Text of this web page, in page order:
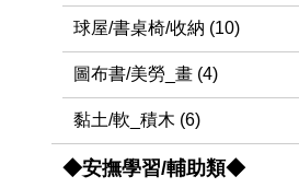
球屋/書桌椅/收納 (10)
圖布書/美勞_畫 (4)
黏土/軟_積木 (6)
◆安撫學習/輔助類◆